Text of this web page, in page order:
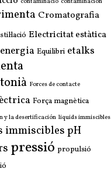
Cromatografia
Electricitat estàtica
energia Equilibri etalks
Forces de contacte
Força magnètica
y la desertificación liquids immiscibles
immisciblespH
pressió propulsió